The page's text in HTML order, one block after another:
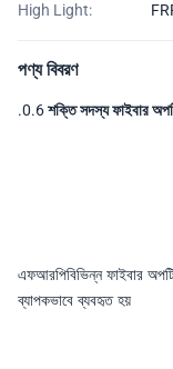
High Light:
পণ্য বিবরণ
.0.6 শক্তি সদস্য ফাইবার
এফআরপিবিভিন্ন ফাইবার
ব্যাপকভাবে ব্যবহৃত হয়